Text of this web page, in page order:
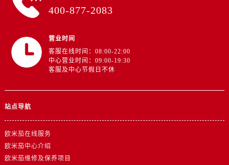
400-877-2083
营业时间
客服在线时间：08:00-22:00
中心营业时间：09:00-19:30
客服及中心节假日不休
站点导航
欧米茄在线服务
欧米茄中心介绍
欧米茄维修及保养项目